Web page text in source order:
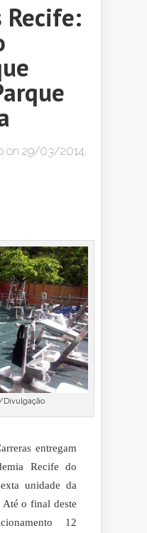
Recife:
on 29/03/2014,
Divulgação
entregam
Recife do
unidade da
Até o final deste
12